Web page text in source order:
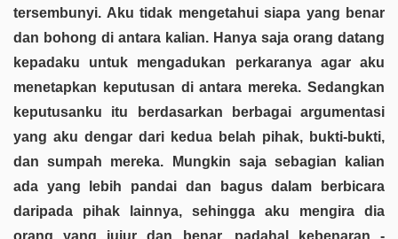
tersembunyi. Aku tidak mengetahui siapa yang benar
dan bohong di antara kalian. Hanya saja orang datang
kepadaku untuk mengadukan perkaranya agar aku
menetapkan keputusan di antara mereka. Sedangkan
keputusanku itu berdasarkan berbagai argumentasi
yang aku dengar dari kedua belah pihak, bukti-bukti,
dan sumpah mereka. Mungkin saja sebagian kalian
ada yang lebih pandai dan bagus dalam berbicara
daripada pihak lainnya, sehingga aku mengira dia
orang yang jujur dan benar, padahal kebenaran -